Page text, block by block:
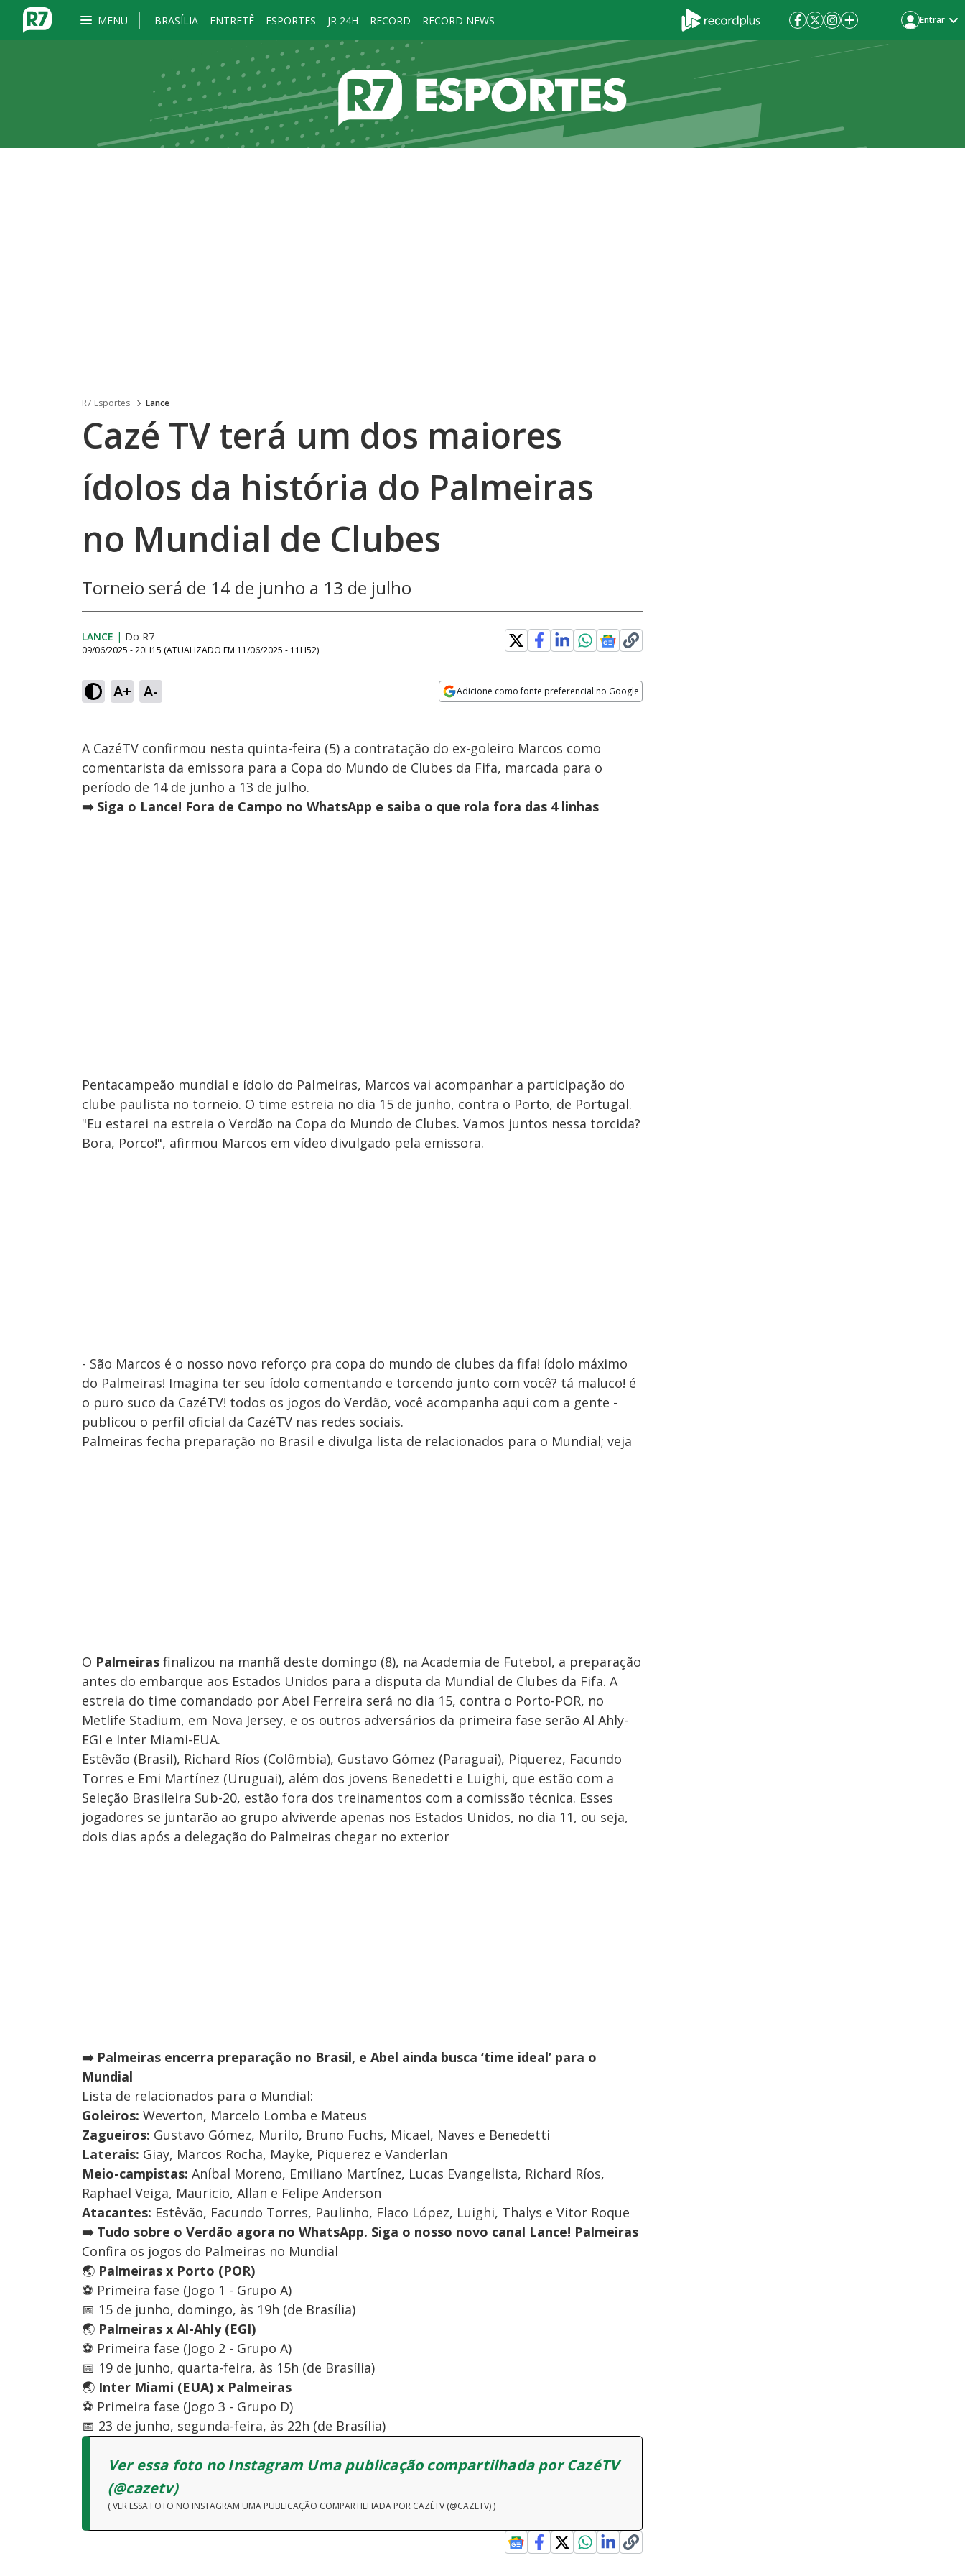
MENU BRASÍLIA ENTRETÊ ESPORTES JR 24H RECORD RECORD NEWS Entrar
R7 Esportes Lance
Cazé TV terá um dos maiores
ídolos da história do Palmeiras
no Mundial de Clubes
Torneio será de 14 de junho a 13 de julho
LANCE | Do R7
09/06/2025 - 20H15 (ATUALIZADO EM 11/06/2025 - 11H52)
A+ A- Adicione como fonte preferencial no Google
A CazéTV confirmou nesta quinta-feira (5) a contratação do ex-goleiro Marcos como
comentarista da emissora para a Copa do Mundo de Clubes da Fifa, marcada para o
período de 14 de junho a 13 de julho.
➡️ Siga o Lance! Fora de Campo no WhatsApp e saiba o que rola fora das 4 linhas
Pentacampeão mundial e ídolo do Palmeiras, Marcos vai acompanhar a participação do
clube paulista no torneio. O time estreia no dia 15 de junho, contra o Porto, de Portugal.
"Eu estarei na estreia o Verdão na Copa do Mundo de Clubes. Vamos juntos nessa torcida?
Bora, Porco!", afirmou Marcos em vídeo divulgado pela emissora.
- São Marcos é o nosso novo reforço pra copa do mundo de clubes da fifa! ídolo máximo
do Palmeiras! Imagina ter seu ídolo comentando e torcendo junto com você? tá maluco! é
o puro suco da CazéTV! todos os jogos do Verdão, você acompanha aqui com a gente -
publicou o perfil oficial da CazéTV nas redes sociais.
Palmeiras fecha preparação no Brasil e divulga lista de relacionados para o Mundial; veja
O Palmeiras finalizou na manhã deste domingo (8), na Academia de Futebol, a preparação
antes do embarque aos Estados Unidos para a disputa da Mundial de Clubes da Fifa. A
estreia do time comandado por Abel Ferreira será no dia 15, contra o Porto-POR, no
Metlife Stadium, em Nova Jersey, e os outros adversários da primeira fase serão Al Ahly-
EGI e Inter Miami-EUA.
Estêvão (Brasil), Richard Ríos (Colômbia), Gustavo Gómez (Paraguai), Piquerez, Facundo
Torres e Emi Martínez (Uruguai), além dos jovens Benedetti e Luighi, que estão com a
Seleção Brasileira Sub-20, estão fora dos treinamentos com a comissão técnica. Esses
jogadores se juntarão ao grupo alviverde apenas nos Estados Unidos, no dia 11, ou seja,
dois dias após a delegação do Palmeiras chegar no exterior
➡️ Palmeiras encerra preparação no Brasil, e Abel ainda busca ‘time ideal’ para o
Mundial
Lista de relacionados para o Mundial:
Goleiros: Weverton, Marcelo Lomba e Mateus
Zagueiros: Gustavo Gómez, Murilo, Bruno Fuchs, Micael, Naves e Benedetti
Laterais: Giay, Marcos Rocha, Mayke, Piquerez e Vanderlan
Meio-campistas: Aníbal Moreno, Emiliano Martínez, Lucas Evangelista, Richard Ríos,
Raphael Veiga, Mauricio, Allan e Felipe Anderson
Atacantes: Estêvão, Facundo Torres, Paulinho, Flaco López, Luighi, Thalys e Vitor Roque
➡️ Tudo sobre o Verdão agora no WhatsApp. Siga o nosso novo canal Lance! Palmeiras
Confira os jogos do Palmeiras no Mundial
🌏 Palmeiras x Porto (POR)
⚽ Primeira fase (Jogo 1 - Grupo A)
📅 15 de junho, domingo, às 19h (de Brasília)
🌏 Palmeiras x Al-Ahly (EGI)
⚽ Primeira fase (Jogo 2 - Grupo A)
📅 19 de junho, quarta-feira, às 15h (de Brasília)
🌏 Inter Miami (EUA) x Palmeiras
⚽ Primeira fase (Jogo 3 - Grupo D)
📅 23 de junho, segunda-feira, às 22h (de Brasília)
Ver essa foto no Instagram Uma publicação compartilhada por CazéTV
(@cazetv)
( VER ESSA FOTO NO INSTAGRAM UMA PUBLICAÇÃO COMPARTILHADA POR CAZÉTV (@CAZETV) )